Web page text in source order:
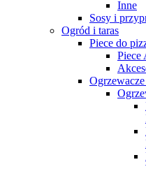
Inne
Sosy i
Ogród i taras
Piece do
Piece